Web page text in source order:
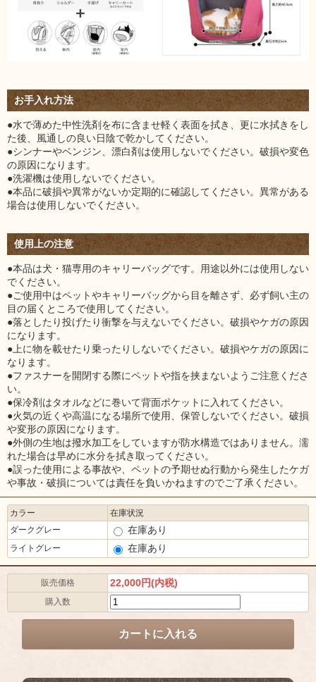
お手入れ方法
●水で薄めた中性洗剤を布に含ませ軽く表面を拭き、更に水拭きをし
た後、風通しの良い日陰で乾かしてください。
●シンナーやベンジン、漂白剤は使用しないでください。破損や変色
の原因になります。
●洗濯機は使用しないでください。
●本品に破損や異常がないか定期的に確認してください。異常がある
場合は使用しないでください。
使用上の注意
●本品は犬・猫専用のキャリーバッグです。用途以外には使用しない
でください。
●ご使用中はペットやキャリーバッグから目を離さず、必ず飼い主の
目の届くところで使用してください。
●落としたり投げたり衝撃を与えないでください。破損やケガの原因
になります。
●上に物を載せたり乗ったりしないでください。破損やケガの原因に
なります。
●ファスナーを開閉する際にペットや指を挟まないようご注意くださ
い。
●保冷剤はタオルなどに巻いて背面ポケットに入れてください。
●火気の近くや高温になる場所で使用、保管しないでください。破損
や変形の原因になります。
●外側の生地は撥水加工をしていますが防水構造ではありません。濡
れた場合は早めに水分を拭き取ってください。
●誤った使用による事故や、ペットの予期せぬ行動から発生したケガ
や事故・破損については責任を負いかねますのでご了承ください。
カラー
在庫状況
ダークグレー
在庫あり
ライトグレー 在庫あり
販売価格 22,000円(内税)
購入数